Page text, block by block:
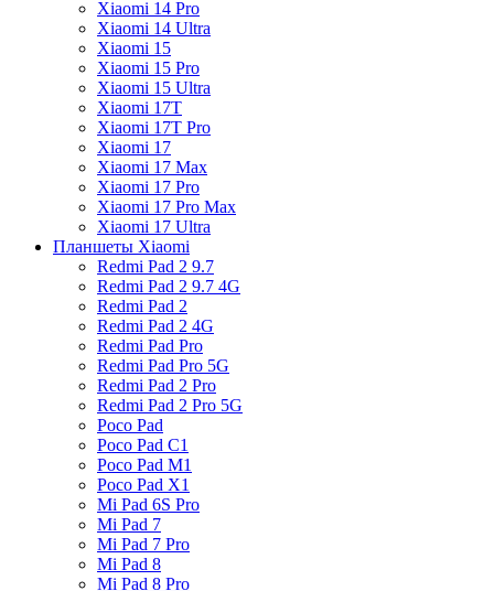
Xiaomi 14 Pro
Xiaomi 14 Ultra
Xiaomi 15
Xiaomi 15 Pro
Xiaomi 15 Ultra
Xiaomi 17T
Xiaomi 17T Pro
Xiaomi 17
Xiaomi 17 Max
Xiaomi 17 Pro
Xiaomi 17 Pro Max
Xiaomi 17 Ultra
Планшеты Xiaomi
Redmi Pad 2 9.7
Redmi Pad 2 9.7 4G
Redmi Pad 2
Redmi Pad 2 4G
Redmi Pad Pro
Redmi Pad Pro 5G
Redmi Pad 2 Pro
Redmi Pad 2 Pro 5G
Poco Pad
Poco Pad C1
Poco Pad M1
Poco Pad X1
Mi Pad 6S Pro
Mi Pad 7
Mi Pad 7 Pro
Mi Pad 8
Mi Pad 8 Pro